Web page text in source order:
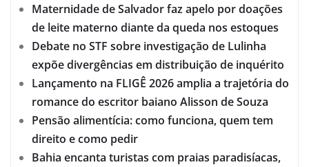
Maternidade de Salvador faz apelo por doações
de leite materno diante da queda nos estoques
Debate no STF sobre investigação de Lulinha
expõe divergências em distribuição de inquérito
Lançamento na FLIGÊ 2026 amplia a trajetória do
romance do escritor baiano Alisson de Souza
Pensão alimentícia: como funciona, quem tem
direito e como pedir
Bahia encanta turistas com praias paradisíacas,